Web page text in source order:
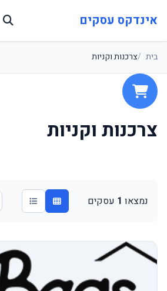
אינדקס עסקים
בית צרכנות וקניות
צרכנות וקניות
נמצאו 1 עסקים